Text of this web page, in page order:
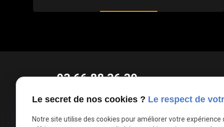
03 66 88 36 39
Parc d'Activités de la Verte Rue
Le secret de nos cookies ? Le respect de
Notre site utilise des cookies pour améliorer votre expérience